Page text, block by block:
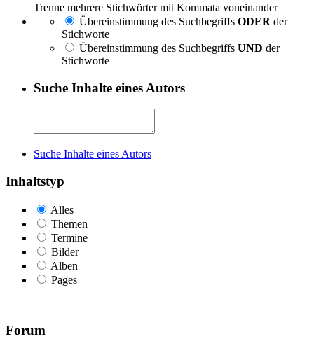
Trenne mehrere Stichwörter mit Kommata voneinander
Übereinstimmung des Suchbegriffs ODER der
Stichworte
Übereinstimmung des Suchbegriffs UND der
Stichworte
Suche Inhalte eines Autors
Suche Inhalte eines Autors
Inhaltstyp
Alles
Themen
Termine
Bilder
Alben
Pages
Forum